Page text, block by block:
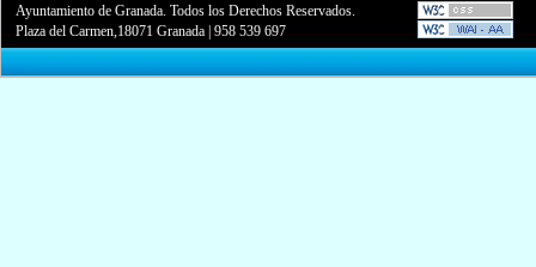
Ayuntamiento de Granada. Todos los Derechos Reservados.
Plaza del Carmen,18071 Granada |958 539 697